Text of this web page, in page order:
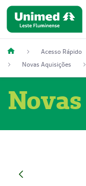
Acesso Rápido
Novas Aquisições